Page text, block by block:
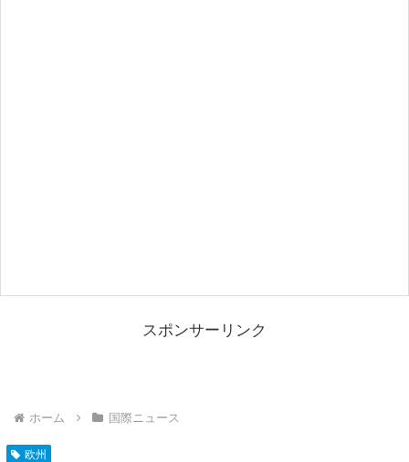
スポンサーリンク
ホーム 国際ニュース
欧州